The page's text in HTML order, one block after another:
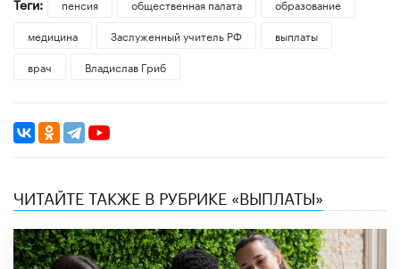
пенсия общественная палата
образование
медицина
Заслуженный учитель РФ
выплаты
врач
Владислав Гриб
ЧИТАЙТЕ ТАКЖЕ В РУБРИКЕ «ВЫПЛАТЫ»